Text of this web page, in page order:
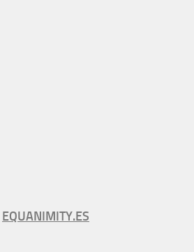
EQUANIMITY.ES